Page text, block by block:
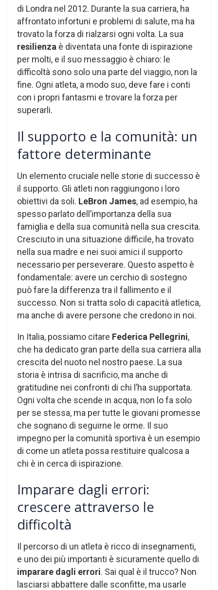
di Londra nel 2012. Durante la sua carriera, ha
affrontato infortuni e problemi di salute, ma ha
trovato la forza di rialzarsi ogni volta. La sua
resilienza è diventata una fonte di ispirazione
per molti, e il suo messaggio è chiaro: le
difficoltà sono solo una parte del viaggio, non la
fine. Ogni atleta, a modo suo, deve fare i conti
con i propri fantasmi e trovare la forza per
superarli.
Il supporto e la comunità: un
fattore determinante
Un elemento cruciale nelle storie di successo è
il supporto. Gli atleti non raggiungono i loro
obiettivi da soli. LeBron James, ad esempio, ha
spesso parlato dell’importanza della sua
famiglia e della sua comunità nella sua crescita.
Cresciuto in una situazione difficile, ha trovato
nella sua madre e nei suoi amici il supporto
necessario per perseverare. Questo aspetto è
fondamentale: avere un cerchio di sostegno
può fare la differenza tra il fallimento e il
successo. Non si tratta solo di capacità atletica,
ma anche di avere persone che credono in noi.
In Italia, possiamo citare Federica Pellegrini,
che ha dedicato gran parte della sua carriera alla
crescita del nuoto nel nostro paese. La sua
storia è intrisa di sacrificio, ma anche di
gratitudine nei confronti di chi l’ha supportata.
Ogni volta che scende in acqua, non lo fa solo
per se stessa, ma per tutte le giovani promesse
che sognano di seguirne le orme. Il suo
impegno per la comunità sportiva è un esempio
di come un atleta possa restituire qualcosa a
chi è in cerca di ispirazione.
Imparare dagli errori:
crescere attraverso le
difficoltà
Il percorso di un atleta è ricco di insegnamenti,
e uno dei più importanti è sicuramente quello di
imparare dagli errori. Sai qual è il trucco? Non
lasciarsi abbattere dalle sconfitte, ma usarle